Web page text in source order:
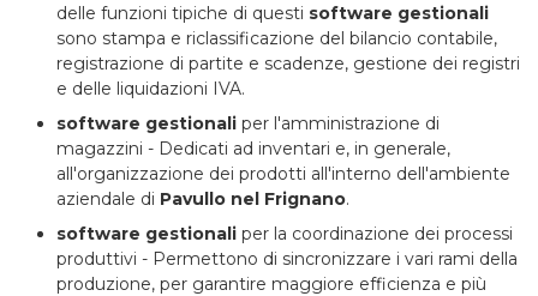
delle funzioni tipiche di questi software gestionali
sono stampa e riclassificazione del bilancio contabile,
registrazione di partite e scadenze, gestione dei registri
e delle liquidazioni IVA.
software gestionali per l'amministrazione di
magazzini - Dedicati ad inventari e, in generale,
all'organizzazione dei prodotti all'interno dell'ambiente
aziendale di Pavullo nel Frignano.
software gestionali per la coordinazione dei processi
produttivi - Permettono di sincronizzare i vari rami della
produzione, per garantire maggiore efficienza e più